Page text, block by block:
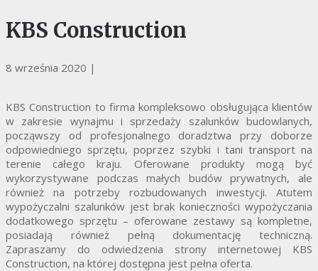
KBS Construction
8 września 2020 |
KBS Construction to firma kompleksowo obsługująca klientów
w zakresie wynajmu i sprzedaży szalunków budowlanych,
począwszy od profesjonalnego doradztwa przy doborze
odpowiedniego sprzętu, poprzez szybki i tani transport na
terenie całego kraju. Oferowane produkty mogą być
wykorzystywane podczas małych budów prywatnych, ale
również na potrzeby rozbudowanych inwestycji. Atutem
wypożyczalni szalunków jest brak konieczności wypożyczania
dodatkowego sprzętu – oferowane zestawy są kompletne,
posiadają również pełną dokumentację techniczną.
Zapraszamy do odwiedzenia strony internetowej KBS
Construction, na której dostępna jest pełna oferta.